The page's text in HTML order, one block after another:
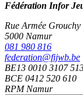
Fédération Infor
Rue Armée Grouchy
5000 Namur
081 980 816
federation@fijwb.be
BE13 0010 3107
BCE 0412 520 610
RPM Namur